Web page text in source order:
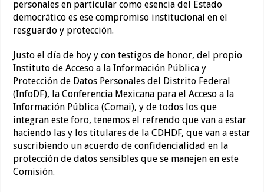
personales en particular como esencia del Estado
democrático es ese compromiso institucional en el
resguardo y protección.
Justo el día de hoy y con testigos de honor, del propio
Instituto de Acceso a la Información Pública y
Protección de Datos Personales del Distrito Federal
(InfoDF), la Conferencia Mexicana para el Acceso a la
Información Pública (Comai), y de todos los que
integran este foro, tenemos el refrendo que van a estar
haciendo las y los titulares de la CDHDF, que van a estar
suscribiendo un acuerdo de confidencialidad en la
protección de datos sensibles que se manejen en este
Comisión.